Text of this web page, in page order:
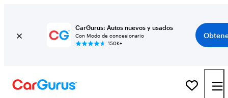
CarGurus: Autos nuevos y usados
Con Modo de concesionario
150K+